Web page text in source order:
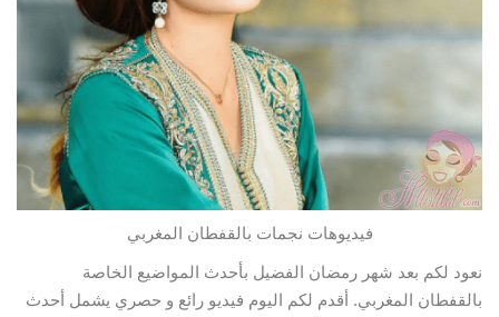
فيديوهات نجمات بالقفطان المغربي
نعود لكم بعد شهر رمضان الفضيل بأحدث المواضيع الخاصة
بالقفطان المغربي. أقدم لكم اليوم فيديو رائع و حصري يشمل أحدث